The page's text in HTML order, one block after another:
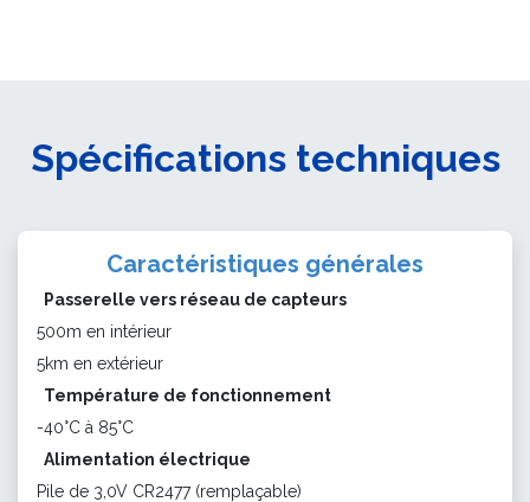
Spécifications techniques
Caractéristiques générales
Passerelle vers réseau de capteurs
500m en intérieur
5km en extérieur
Température de fonctionnement
-40°C à 85°C
Alimentation électrique
Pile de 3,0V CR2477 (remplaçable)